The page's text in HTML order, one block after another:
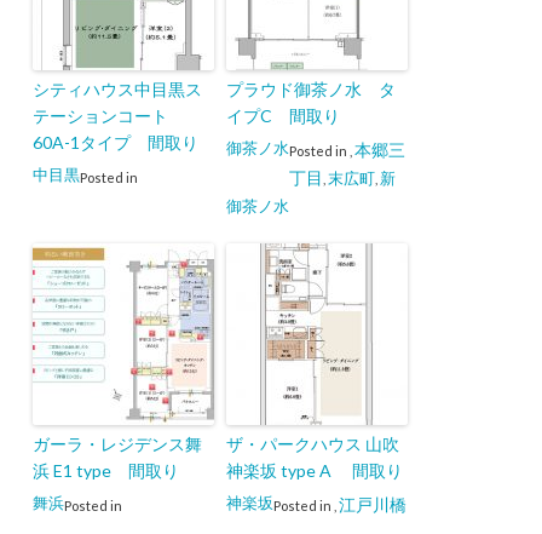
シティハウス中目黒ス
テーションコート
60A-1タイプ 間取り
Posted in
中目黒
プラウド御茶ノ水 タ
イプC 間取り
Posted in
御茶ノ水
本郷三
丁目 末広町 新
御茶ノ水
ガーラ・レジデンス舞
浜 E1 type 間取り
Posted in
舞浜
ザ・パークハウス 山吹
神楽坂 type A 間取り
Posted in
神楽坂 江戸川橋